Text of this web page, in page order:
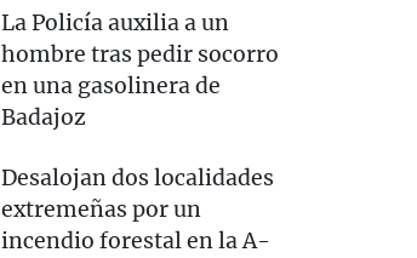
La Policía auxilia a un
hombre tras pedir socorro
en una gasolinera de
Badajoz
Desalojan dos localidades
extremeñas por un
incendio forestal en la A-